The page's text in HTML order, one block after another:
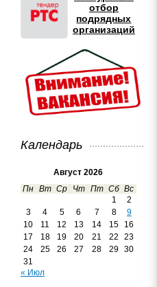
отбор
подрядных
организаций
Календарь
Август 2026
Пн Вт Ср Чт Пт Сб Вс
1
2
3
4 5 6 7 8
9
10
11 12 13 14 15
16
17
18 19 20 21 22
23
24
25 26 27 28 29
30
31
« Июл